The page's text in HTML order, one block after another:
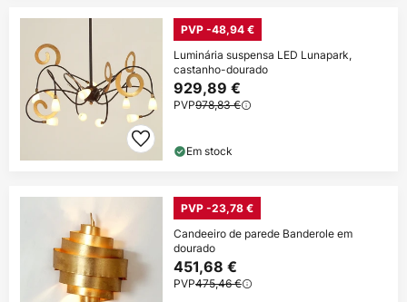
PVP -48,94 €
Luminária suspensa LED Lunapark,
castanho-dourado
929,89 €
PVP978,83 €
Em stock
PVP -23,78 €
Candeeiro de parede Banderole em
dourado
451,68 €
PVP475,46 €